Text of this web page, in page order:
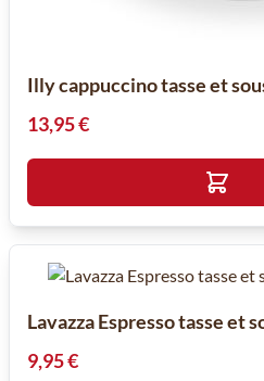
Illy cappuccino tasse et
13,95 €
Lavazza Espresso tasse et
9,95 €